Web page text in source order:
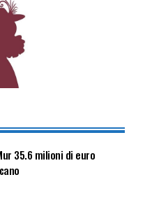
35.6 milioni di euro